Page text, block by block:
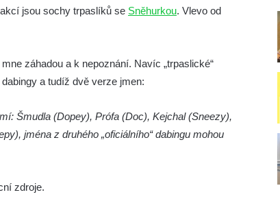
jsou sochy trpaslíků se Sněhurkou. Vlevo od
záhadou a k nepoznání. Navíc „trpaslické“
a tudíž dvě verze jmen:
Šmudla (Dopey), Prófa (Doc), Kejchal (Sneezy),
jména z druhého „oficiálního“ dabingu mohou
zdroje.